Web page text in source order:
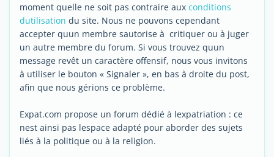
moment quelle ne soit pas contraire aux conditions
dutilisation du site. Nous ne pouvons cependant
accepter quun membre sautorise à critiquer ou à juger
un autre membre du forum. Si vous trouvez quun
message revêt un caractère offensif, nous vous invitons
à utiliser le bouton « Signaler », en bas à droite du post,
afin que nous gérions ce problème.
Expat.com propose un forum dédié à lexpatriation : ce
nest ainsi pas lespace adapté pour aborder des sujets
liés à la politique ou à la religion.